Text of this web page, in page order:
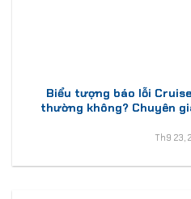
Biểu tượng báo lỗi
thường không? Chuyên
Th9 23,